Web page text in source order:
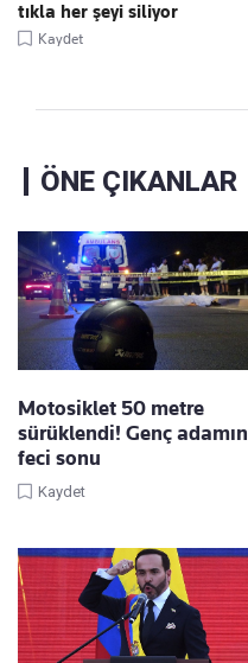
tıkla her şeyi siliyor
Kaydet
ÖNE ÇIKANLAR
Motosiklet 50 metre
sürüklendi! Genç adamın
feci sonu
Kaydet